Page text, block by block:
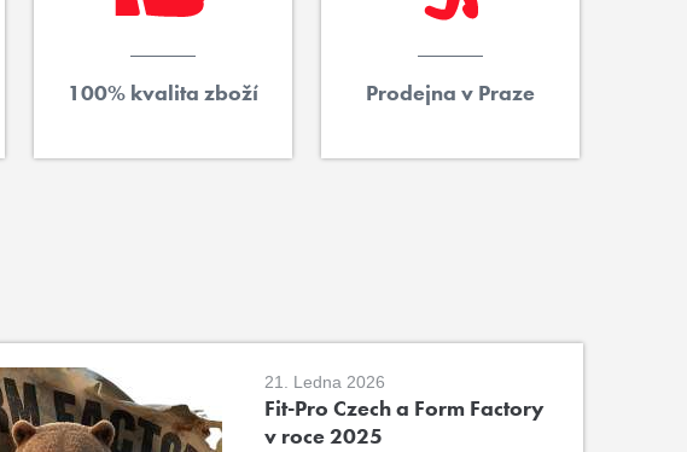
100% kvalita zboží Prodejna v Praze
21. Ledna 2026
Fit-Pro Czech a Form Factory
v roce 2025